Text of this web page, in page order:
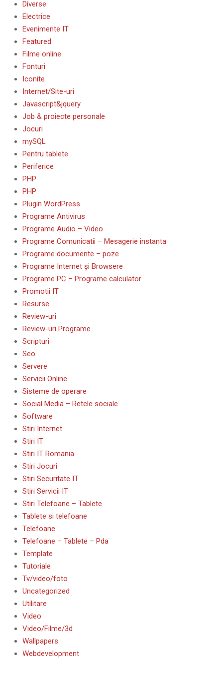
Diverse
Electrice
Evenimente IT
Featured
Filme online
Fonturi
Iconite
Internet/Site-uri
Javascript&jquery
Job & proiecte personale
Jocuri
mySQL
Pentru tablete
Periferice
PHP
PHP
Plugin WordPress
Programe Antivirus
Programe Audio – Video
Programe Comunicatii – Mesagerie instanta
Programe documente – poze
Programe Internet și Browsere
Programe PC – Programe calculator
Promotii IT
Resurse
Review-uri
Review-uri Programe
Scripturi
Seo
Servere
Servicii Online
Sisteme de operare
Social Media – Retele sociale
Software
Stiri Internet
Stiri IT
Stiri IT Romania
Stiri Jocuri
Stiri Securitate IT
Stiri Servicii IT
Stiri Telefoane – Tablete
Tablete si telefoane
Telefoane
Telefoane – Tablete – Pda
Template
Tutoriale
Tv/video/foto
Uncategorized
Utilitare
Video
Video/Filme/3d
Wallpapers
Webdevelopment